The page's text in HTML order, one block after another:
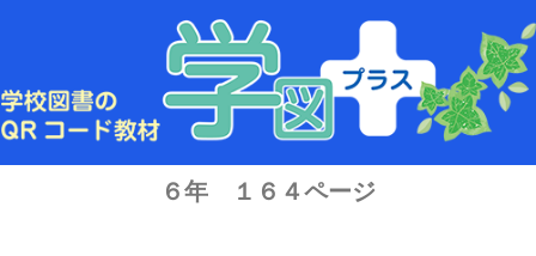
ス
キ
６年 １６４ページ